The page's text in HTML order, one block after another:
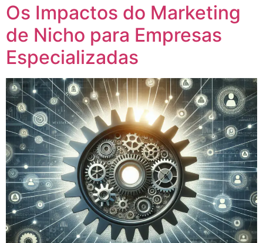
Os Impactos do Marketing
de Nicho para Empresas
Especializadas